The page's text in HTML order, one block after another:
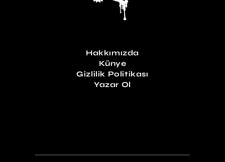
Hakkımızda
Künye
Gizlilik Politikası
Yazar Ol